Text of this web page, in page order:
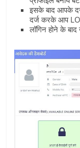
इसके बाद आपके
दर्ज करके आप
लॉगिन होने के